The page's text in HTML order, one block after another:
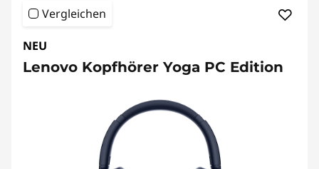
Vergleichen
NEU
Lenovo Kopfhörer Yoga PC Edition